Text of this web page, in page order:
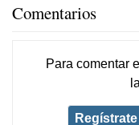
Comentarios
Para comentar